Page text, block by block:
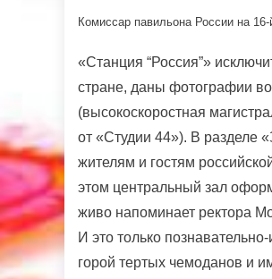
Комиссар павильона России на
«Станция “Россия”»
стране, даны фотографии
(высокоскоростная
от «Студии 44»). В разделе
жителям и гостям
этом центральный зал
живо напоминает ректора
И это только
горой тертых чемоданов и